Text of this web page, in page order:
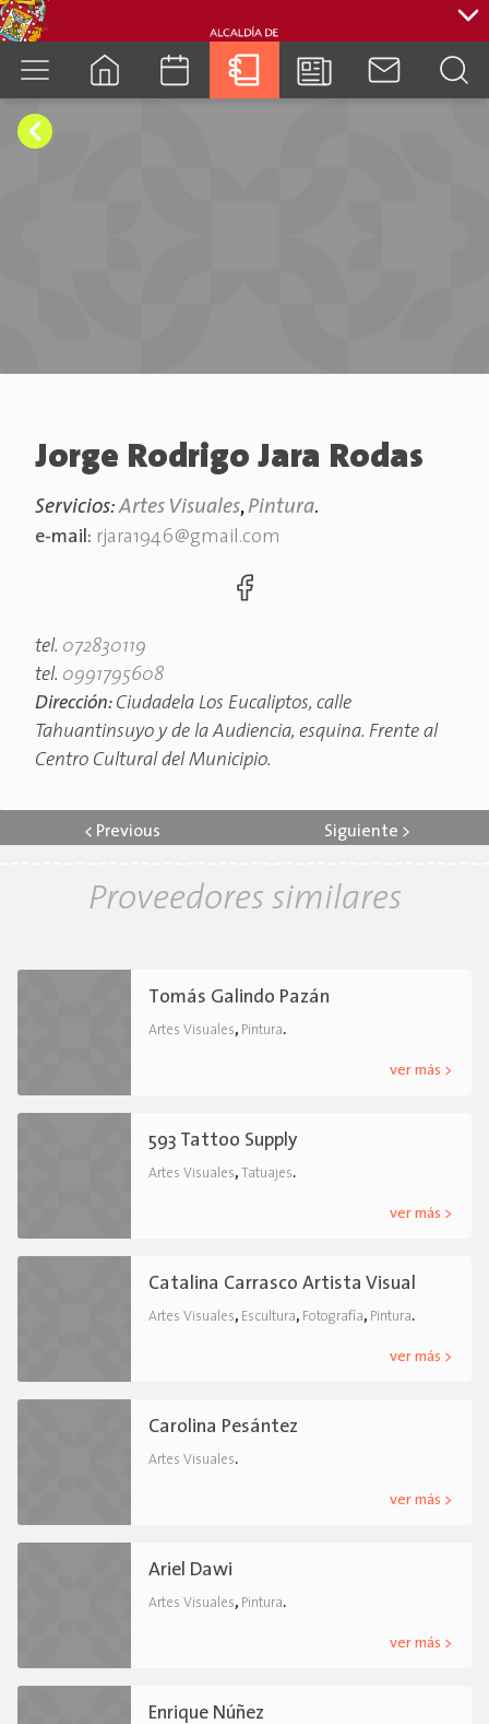
Jorge Rodrigo Jara Rodas
Servicios:Artes Visuales, Pintura.
e-mail: rjara1946@gmail.com
tel. 072830119
tel. 0991795608
Dirección: Ciudadela Los Eucaliptos, calle
Tahuantinsuyo y de la Audiencia, esquina. Frente al
Centro Cultural del Municipio.
< Previous Siguiente >
Proveedores similares
Tomás Galindo Pazán
Artes Visuales, Pintura.
ver más >
593 Tattoo Supply
Artes Visuales, Tatuajes.
ver más >
Catalina Carrasco Artista Visual
Artes Visuales, Escultura, Fotografía, Pintura.
ver más >
Carolina Pesántez
Artes Visuales.
ver más >
Ariel Dawi
Artes Visuales, Pintura.
ver más >
Enrique Núñez